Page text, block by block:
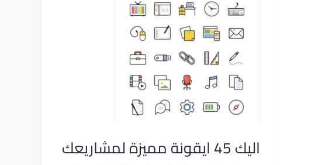
اليك 45 ايقونة مميزة لمشاريعك